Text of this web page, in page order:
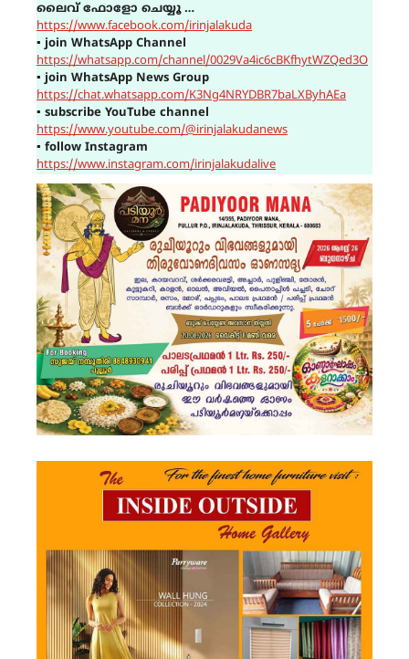
ലൈവ് ഫോളോ ചെയ്യൂ …
https://www.facebook.com/irinjalakuda
▪ join WhatsApp Channel
https://whatsapp.com/channel/0029Va4ic6cBKfhytWZQed3O
▪ join WhatsApp News Group
https://chat.whatsapp.com/K3Ng4NRYDBR7baLXByhAEa
▪ subscribe YouTube channel
https://www.youtube.com/@irinjalakudanews
▪ follow Instagram
https://www.instagram.com/irinjalakudalive